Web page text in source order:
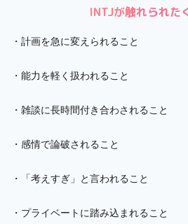
INTJが触れられた
・ 計画を急に変えられること
・ 能力を軽く扱われること
・ 雑談に長時間付き合わされること
・ 感情で論破されること
・ 「考えすぎ」と言われること
・ プライベートに踏み込まれること